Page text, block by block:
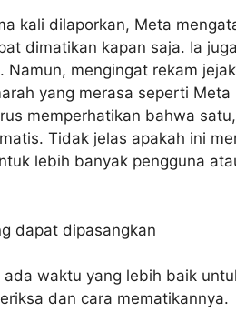
kali dilaporkan, Meta
dimatikan kapan saja. Ia
Namun, mengingat rekam
yang merasa seperti
memperhatikan bahwa
Tidak jelas apakah ini
lebih banyak pengguna
dapat dipasangkan
waktu yang lebih baik
dan cara mematikannya.